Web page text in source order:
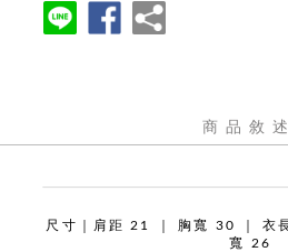
商品敘述